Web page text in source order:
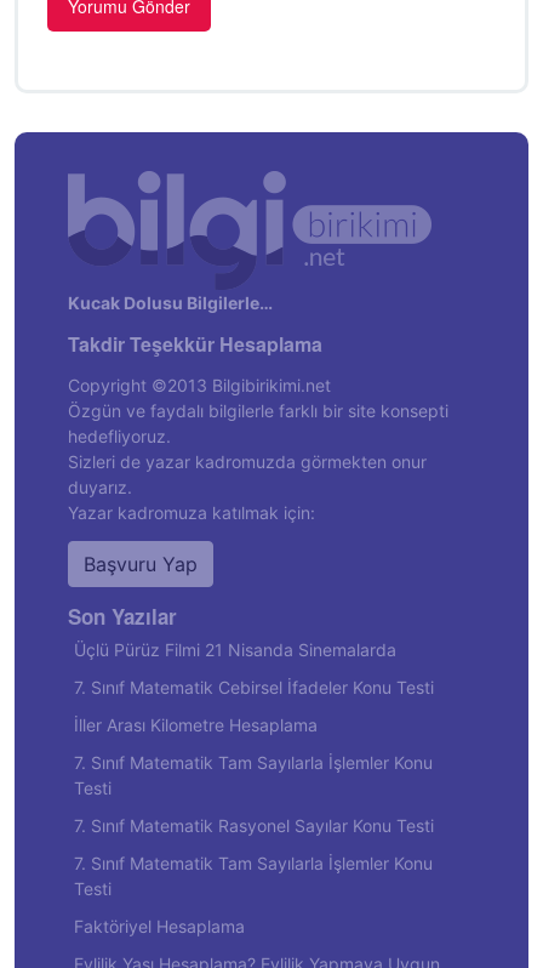
Kucak Dolusu Bilgilerle…
Takdir Teşekkür Hesaplama
Copyright ©2013 Bilgibirikimi.net
Özgün ve faydalı bilgilerle farklı bir site konsepti
hedefliyoruz.
Sizleri de yazar kadromuzda görmekten onur
duyarız.
Yazar kadromuza katılmak için:
Başvuru Yap
Son Yazılar
Üçlü Pürüz Filmi 21 Nisanda Sinemalarda
7. Sınıf Matematik Cebirsel İfadeler Konu Testi
İller Arası Kilometre Hesaplama
7. Sınıf Matematik Tam Sayılarla İşlemler Konu
Testi
7. Sınıf Matematik Rasyonel Sayılar Konu Testi
7. Sınıf Matematik Tam Sayılarla İşlemler Konu
Testi
Faktöriyel Hesaplama
Evlilik Yaşı Hesaplama? Evlilik Yapmaya Uygun